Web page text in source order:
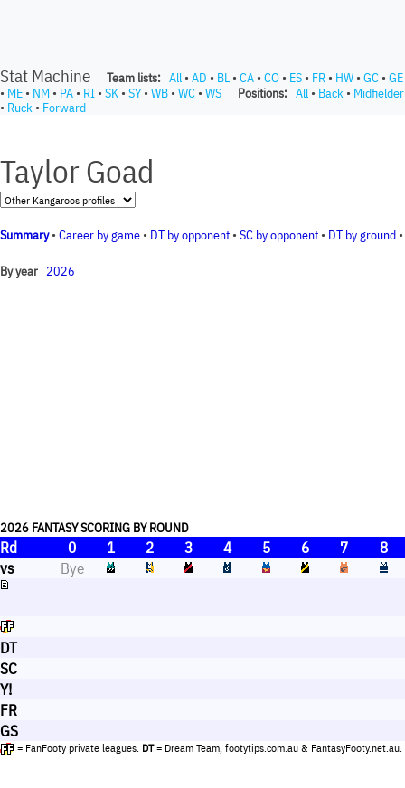
Stat Machine Team lists: All • AD • BL • CA • CO • ES • FR • HW • GC • GE
• ME • NM • PA • RI • SK • SY• WB • WC • WS Positions: All • Back • Midfielder
• Ruck • Forward